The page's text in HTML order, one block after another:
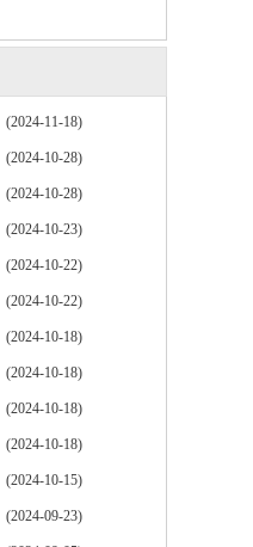
(2024-11-18)
(2024-10-28)
(2024-10-28)
(2024-10-23)
(2024-10-22)
(2024-10-22)
(2024-10-18)
(2024-10-18)
(2024-10-18)
(2024-10-18)
(2024-10-15)
(2024-09-23)